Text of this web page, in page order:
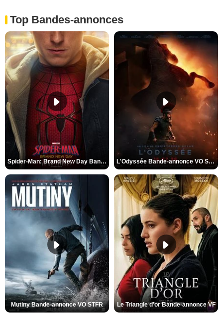
Top Bandes-annonces
Spider-Man: Brand New Day Bande-annonce VO STFR L'Odyssée Bande-annonce VO STFR
Mutiny Bande-annonce VO STFR Le Triangle d'or Bande-annonce VF